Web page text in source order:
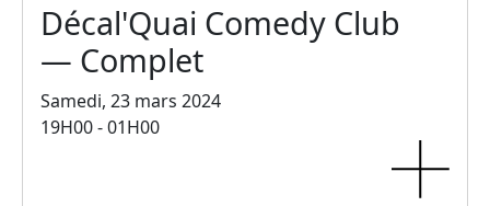
Décal'Quai Comedy Club
— Complet
Samedi, 23 mars 2024
19H00 - 01H00